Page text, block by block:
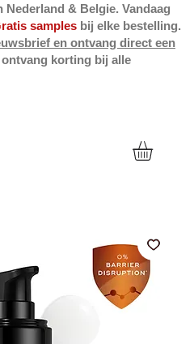
Nederland & Belgie. Vandaag
samples bij elke bestelling.
en ontvang direct een
korting bij alle